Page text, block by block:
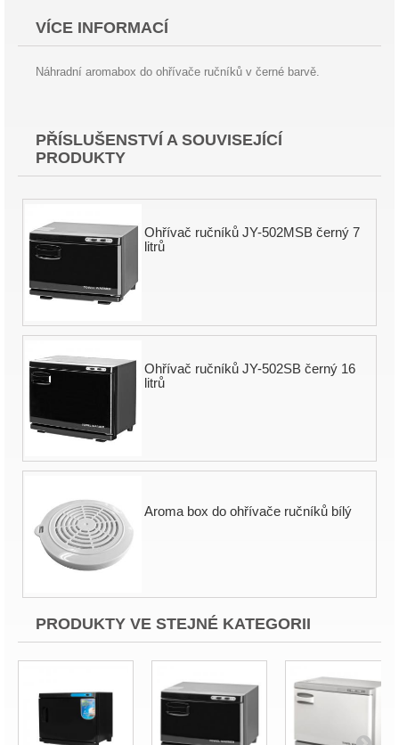
VÍCE INFORMACÍ
Náhradní aromabox do ohřívače ručníků v černé barvě.
PŘÍSLUŠENSTVÍ A SOUVISEJÍCÍ
PRODUKTY
Ohřívač ručníků JY-502MSB černý 7
litrů
Ohřívač ručníků JY-502SB černý 16
litrů
Aroma box do ohřívače ručníků bílý
PRODUKTY VE STEJNÉ KATEGORII